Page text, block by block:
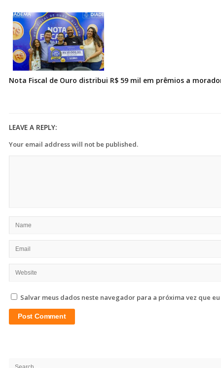
Nota Fiscal de Ouro distribui R$ 59 mil em prêmios a
LEAVE A REPLY:
Your email address will not be published.
Salvar meus dados neste navegador para a próxima vez que
Search